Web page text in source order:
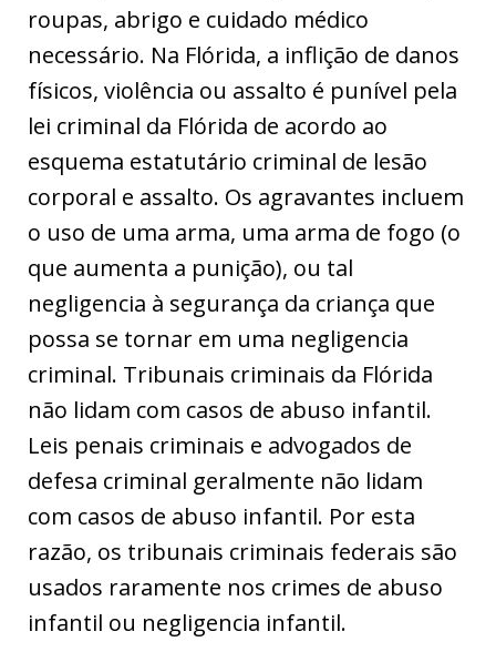
roupas, abrigo e cuidado médico
necessário. Na Flórida, a inflição de danos
físicos, violência ou assalto é punível pela
lei criminal da Flórida de acordo ao
esquema estatutário criminal de lesão
corporal e assalto. Os agravantes incluem
o uso de uma arma, uma arma de fogo (o
que aumenta a punição), ou tal
negligencia à segurança da criança que
possa se tornar em uma negligencia
criminal. Tribunais criminais da Flórida
não lidam com casos de abuso infantil.
Leis penais criminais e advogados de
defesa criminal geralmente não lidam
com casos de abuso infantil. Por esta
razão, os tribunais criminais federais são
usados raramente nos crimes de abuso
infantil ou negligencia infantil.